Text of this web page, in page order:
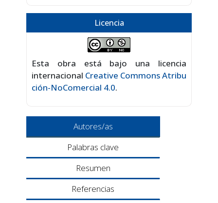
Licencia
Esta obra está bajo una licencia
internacional Creative Commons Atribu
ción-NoComercial 4.0.
Autores/as
Palabras clave
Resumen
Referencias